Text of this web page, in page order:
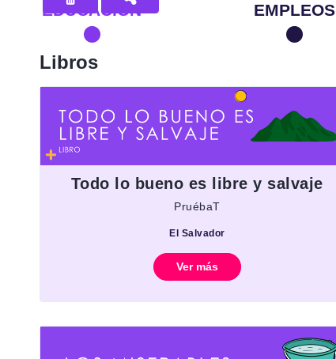
EDUCACION EMPLEOS
Libros
Todo lo bueno es libre y salvaje
PruébaT
El Salvador
Ver más